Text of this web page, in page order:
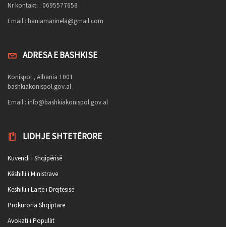
Nr kontakti : 0695577658
Email : haniamarinela@gmail.com
ADRESA E BASHKISE
Konispol , Albania 1001
bashkiakonispol.gov.al
Email : info@bashkiakonispol.gov.al
LIDHJE SHTETËRORE
Kuvendi i Shqipërisë
Këshilli i Ministrave
Këshilli i Lartë i Drejtësisë
Prokuroria Shqiptare
Avokati i Popullit